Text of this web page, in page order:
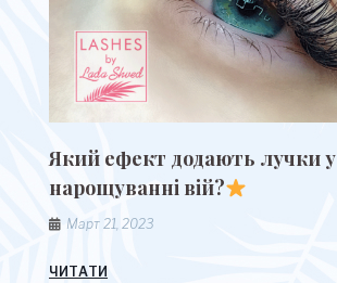
Який ефект додають лучки у
нарощуванні вій?
Март 21, 2023
ЧИТАТИ